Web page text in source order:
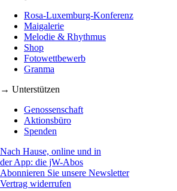
Rosa-Luxemburg-Konferenz
Maigalerie
Melodie & Rhythmus
Shop
Fotowettbewerb
Granma
→ Unterstützen
Genossenschaft
Aktionsbüro
Spenden
Nach Hause, online und in
der App: die jW-Abos
Abonnieren Sie unsere Newsletter
Vertrag widerrufen